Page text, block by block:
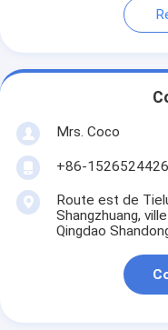
Mrs. Coco
+86-
Route est de
Shangzhuang,
Qingdao